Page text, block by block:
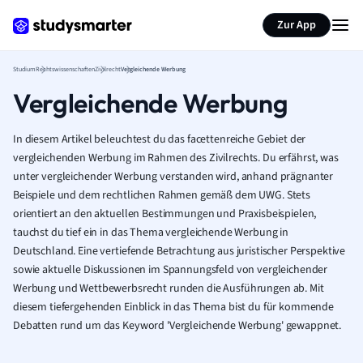
Zur App
StudiumRechtswissenschaftenZivilrechtVergleichende Werbung
Vergleichende Werbung
In diesem Artikel beleuchtest du das facettenreiche Gebiet der
vergleichenden Werbung im Rahmen des Zivilrechts. Du erfährst, was
unter vergleichender Werbung verstanden wird, anhand prägnanter
Beispiele und dem rechtlichen Rahmen gemäß dem UWG. Stets
orientiert an den aktuellen Bestimmungen und Praxisbeispielen,
tauchst du tief ein in das Thema vergleichende Werbung in
Deutschland. Eine vertiefende Betrachtung aus juristischer Perspektive
sowie aktuelle Diskussionen im Spannungsfeld von vergleichender
Werbung und Wettbewerbsrecht runden die Ausführungen ab. Mit
diesem tiefergehenden Einblick in das Thema bist du für kommende
Debatten rund um das Keyword 'Vergleichende Werbung' gewappnet.